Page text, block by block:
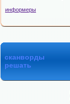
информеры
сканворды
решать